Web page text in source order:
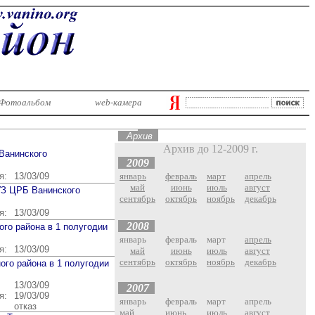
web-камера
Архив
Архив до 12-2009 г.
2009
январь февраль март
апрель
май
июнь июль
август
сентябрь
октябрь ноябрь декабрь
2008
январь февраль март
апрель
май
июнь июль
август
сентябрь
октябрь ноябрь декабрь
2007
январь февраль март
апрель
май
июнь июль август
13/03/09
ЦРБ Ванинского
13/03/09
района в 1 полугодии
13/03/09
района в 1 полугодии
13/03/09
19/03/09
отказ